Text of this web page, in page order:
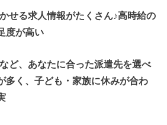
せる求人情報がたくさん♪高時給の
度が高い
ど、あなたに合った派遣先を選べ
多く、子ども・家族に休みが合わ